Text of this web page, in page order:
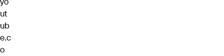
ut
ub
e.c
o